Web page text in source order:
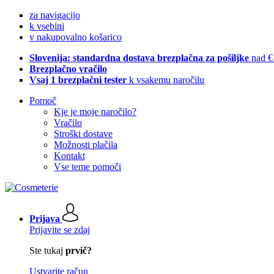
za navigacijo
k vsebini
v nakupovalno košarico
Slovenija: standardna dostava brezplačna za pošiljke nad
Brezplačno vračilo
Vsaj 1 brezplačni tester k vsakemu naročilu
Pomoč
Kje je moje naročilo?
Vračilo
Stroški dostave
Možnosti plačila
Kontakt
Vse teme pomoči
Prijava
Prijavite se zdaj
Ste tukaj prvič?
Ustvarite račun